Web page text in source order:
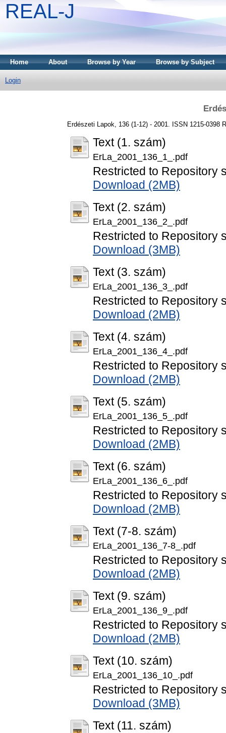
REAL-J
Home About Browse by Year Browse by Subject
Login
Erdészeti Lapok, 136 (1-12) - 2001. ISSN 1215-0398
Text (1. szám)
ErLa_2001_136_1_.pdf
Restricted to Repository
Download (2MB)
Text (2. szám)
ErLa_2001_136_2_.pdf
Restricted to Repository
Download (3MB)
Text (3. szám)
ErLa_2001_136_3_.pdf
Restricted to Repository
Download (2MB)
Text (4. szám)
ErLa_2001_136_4_.pdf
Restricted to Repository
Download (2MB)
Text (5. szám)
ErLa_2001_136_5_.pdf
Restricted to Repository
Download (2MB)
Text (6. szám)
ErLa_2001_136_6_.pdf
Restricted to Repository
Download (2MB)
Text (7-8. szám)
ErLa_2001_136_7-8_.pdf
Restricted to Repository
Download (2MB)
Text (9. szám)
ErLa_2001_136_9_.pdf
Restricted to Repository
Download (2MB)
Text (10. szám)
ErLa_2001_136_10_.pdf
Restricted to Repository
Download (3MB)
Text (11. szám)